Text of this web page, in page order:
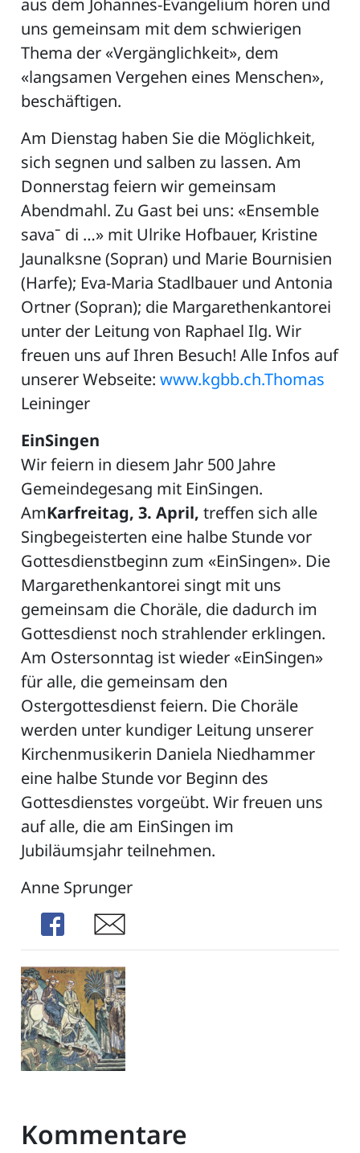
aus dem Johannes-Evangelium hören und
uns gemeinsam mit dem schwierigen
Thema der «Vergänglichkeit», dem
«langsamen Vergehen eines Menschen»,
beschäftigen.
Am Dienstag haben Sie die Möglichkeit,
sich segnen und salben zu lassen. Am
Donnerstag feiern wir gemeinsam
Abendmahl. Zu Gast bei uns: «Ensemble
savaˉ di …» mit Ulrike Hofbauer, Kristine
Jaunalksne (Sopran) und Marie Bournisien
(Harfe); Eva-Maria Stadlbauer und Antonia
Ortner (Sopran); die Margarethenkantorei
unter der Leitung von Raphael Ilg. Wir
freuen uns auf Ihren Besuch! Alle Infos auf
unserer Webseite:www.kgbb.ch.Thomas
Leininger
EinSingen
Wir feiern in diesem Jahr 500 Jahre
Gemeindegesang mit EinSingen.
AmKarfreitag, 3. April, treffen sich alle
Singbegeisterten eine halbe Stunde vor
Gottesdienstbeginn zum «EinSingen». Die
Margarethenkantorei singt mit uns
gemeinsam die Choräle, die dadurch im
Gottesdienst noch strahlender erklingen.
Am Ostersonntag ist wieder «EinSingen»
für alle, die gemeinsam den
Ostergottesdienst feiern. Die Choräle
werden unter kundiger Leitung unserer
Kirchenmusikerin Daniela Niedhammer
eine halbe Stunde vor Beginn des
Gottesdienstes vorgeübt. Wir freuen uns
auf alle, die am EinSingen im
Jubiläumsjahr teilnehmen.
Anne Sprunger
Share
Share
Kommentare